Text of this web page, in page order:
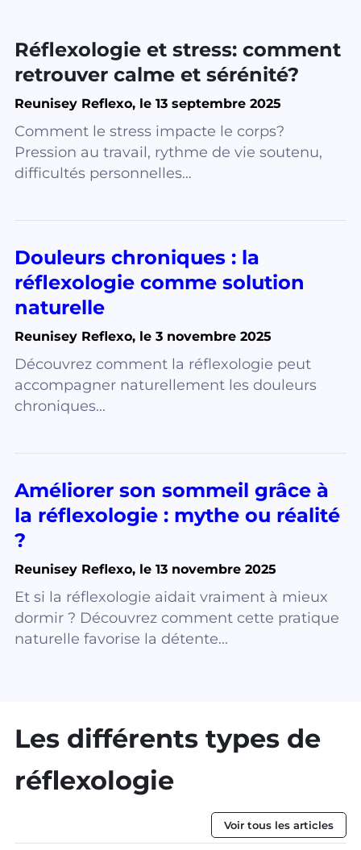
Réflexologie et stress: comment
retrouver calme et sérénité?
Reunisey Reflexo, le 13 septembre 2025
Comment le stress impacte le corps?
Pression au travail, rythme de vie soutenu,
difficultés personnelles…
Douleurs chroniques : la
réflexologie comme solution
naturelle
Reunisey Reflexo, le 3 novembre 2025
Découvrez comment la réflexologie peut
accompagner naturellement les douleurs
chroniques...
Améliorer son sommeil grâce à
la réflexologie : mythe ou réalité
?
Reunisey Reflexo, le 13 novembre 2025
Et si la réflexologie aidait vraiment à mieux
dormir ? Découvrez comment cette pratique
naturelle favorise la détente...
Les différents types de
réflexologie
Voir tous les articles